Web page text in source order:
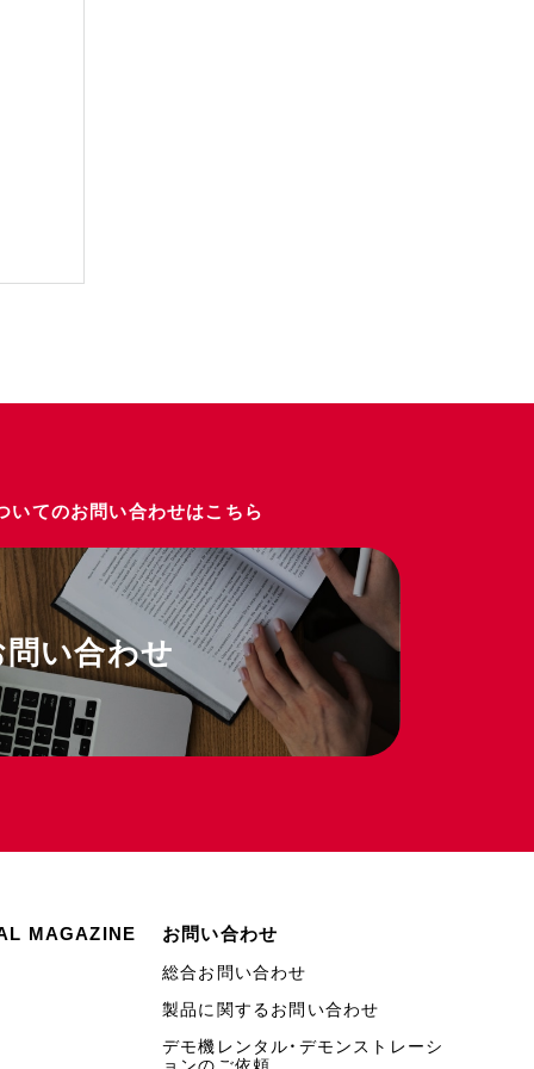
いてのお問い合わせはこちら
問い合わせ
MAGAZINE お問い合わせ
総合お問い合わせ
製品に関するお問い合わせ
デモ機レンタル・デモンストレーシ